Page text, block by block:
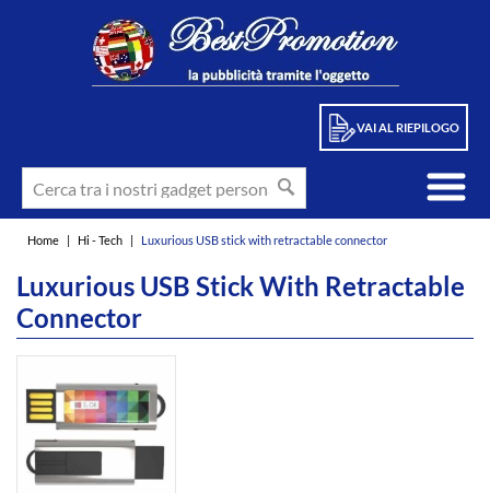
VAI AL RIEPILOGO
Home | Hi - Tech | Luxurious USB stick with retractable connector
Luxurious USB Stick With Retractable
Connector